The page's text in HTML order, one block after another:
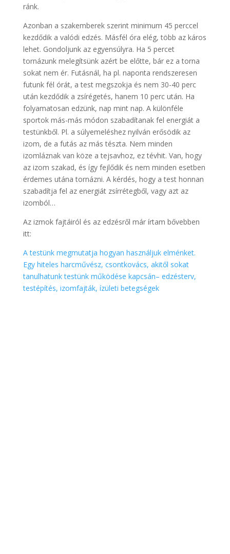
ránk.
Azonban a szakemberek szerint minimum 45 perccel
kezdődik a valódi edzés. Másfél óra elég, több az káros
lehet. Gondoljunk az egyensúlyra. Ha 5 percet
tornázunk melegítsünk azért be előtte, bár ez a torna
sokat nem ér. Futásnál, ha pl. naponta rendszeresen
futunk fél órát, a test megszokja és nem 30-40 perc
után kezdődik a zsírégetés, hanem 10 perc után. Ha
folyamatosan edzünk, nap mint nap. A különféle
sportok más-más módon szabadítanak fel energiát a
testünkből. Pl. a súlyemeléshez nyilván erősödik az
izom, de a futás az más tészta. Nem minden
izomláznak van köze a tejsavhoz, ez tévhit. Van, hogy
az izom szakad, és így fejlődik és nem minden esetben
érdemes utána tornázni. A kérdés, hogy a test honnan
szabadítja fel az energiát zsírrétegből, vagy azt az
izomból…
Az izmok fajtáiról és az edzésről már írtam bővebben
itt:
A testünk megmutatja hogyan használjuk elménket.
Egy hiteles harcművész, csontkovács, akitől sokat
tanulhatunk testünk működése kapcsán– edzésterv,
testépítés, izomfajták, ízületi betegségek